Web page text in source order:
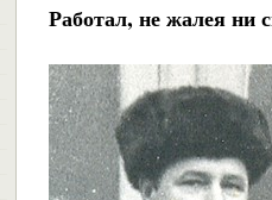
Работал, не жалея ни